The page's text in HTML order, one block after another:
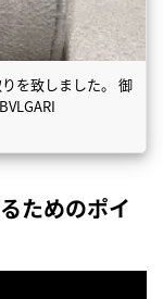
を致しました。 御
ためのポイ